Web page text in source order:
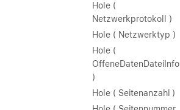
Hole (
Netzwerkprotokoll )
Hole ( Netzwerktyp )
Hole (
OffeneDatenDateiInfo
)
Hole ( Seitenanzahl )